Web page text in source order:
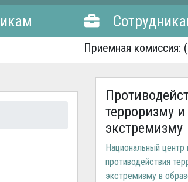
Приемная комиссия:
терроризму и
экстремизму
Национальный центр
противодействия
экстремизму в